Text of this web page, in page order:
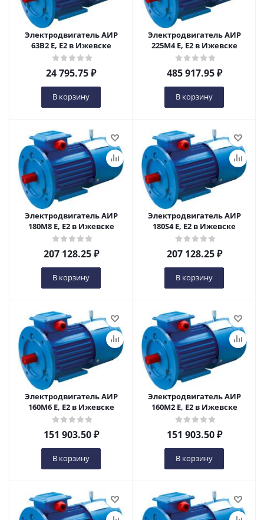
Электродвигатель АИР
63В2 Е, Е2 в Ижевске
24 795.75₽
В корзину
Электродвигатель АИР
225М4 Е, Е2 в Ижевске
485 917.95₽
В корзину
Электродвигатель АИР
180М8 Е, Е2 в Ижевске
207 128.25₽
В корзину
Электродвигатель АИР
180S4 Е, Е2 в Ижевске
207 128.25₽
В корзину
Электродвигатель АИР
160М6 Е, Е2 в Ижевске
151 903.50₽
В корзину
Электродвигатель АИР
160М2 Е, Е2 в Ижевске
151 903.50₽
В корзину